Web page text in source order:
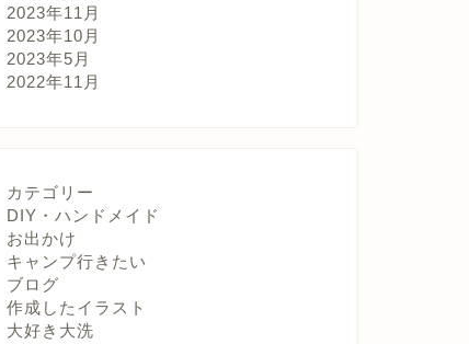
2023年11月
2023年10月
2023年5月
2022年11月
カテゴリー
DIY・ハンドメイド
お出かけ
キャンプ行きたい
ブログ
作成したイラスト
大好き大洗